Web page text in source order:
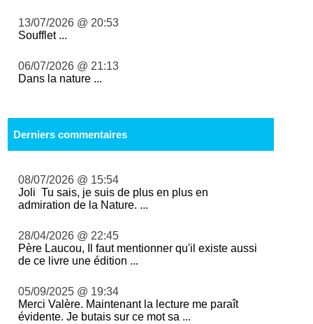
13/07/2026 @ 20:53
Soufflet ...
06/07/2026 @ 21:13
Dans la nature ...
Derniers commentaires
08/07/2026 @ 15:54
Joli Tu sais, je suis de plus en plus en
admiration de la Nature. ...
28/04/2026 @ 22:45
Père Laucou, Il faut mentionner qu'il existe aussi
de ce livre une édition ...
05/09/2025 @ 19:34
Merci Valère. Maintenant la lecture me paraît
évidente. Je butais sur ce mot sa ...